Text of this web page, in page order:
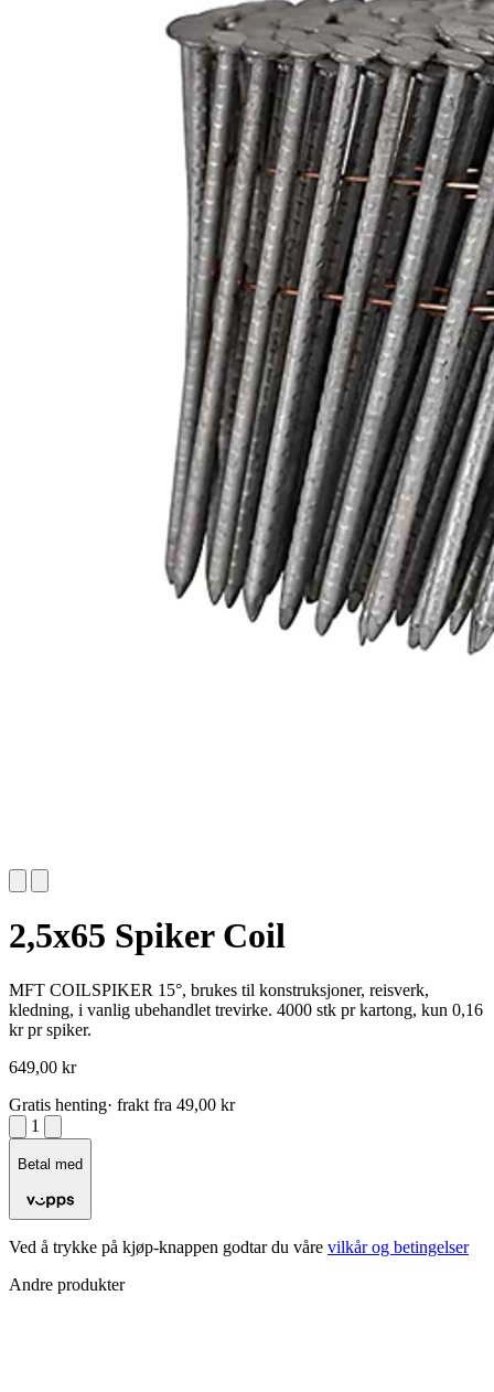
2,5x65 Spiker Coil
MFT COILSPIKER 15°, brukes til konstruksjoner, reisverk,
kledning, i vanlig ubehandlet trevirke. 4000 stk pr kartong, kun 0,16
kr pr spiker.
649,00 kr
Gratis henting· frakt fra 49,00 kr
1
Betal med
Ved å trykke på kjøp-knappen godtar du våre vilkår og betingelser
Andre produkter